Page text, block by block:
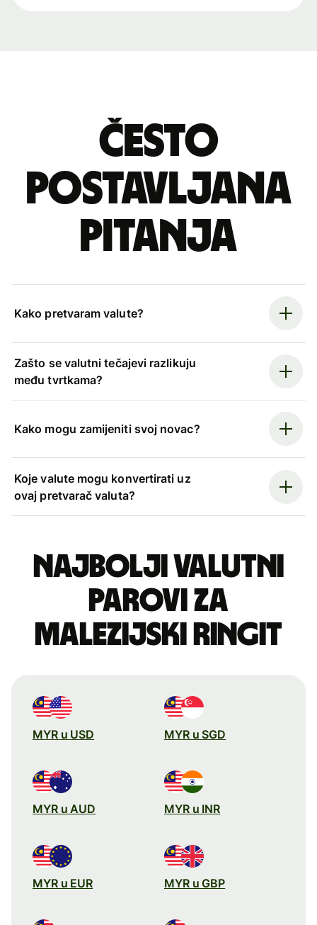
Često
postavljana
pitanja
Kako pretvaram valute?
Zašto se valutni tečajevi razlikuju
među tvrtkama?
Kako mogu zamijeniti svoj novac?
Koje valute mogu konvertirati uz
ovaj pretvarač valuta?
Najbolji valutni
parovi za
malezijski ringit
MYR u USD MYR u SGD
MYR u AUD MYR u INR
MYR u EUR MYR u GBP